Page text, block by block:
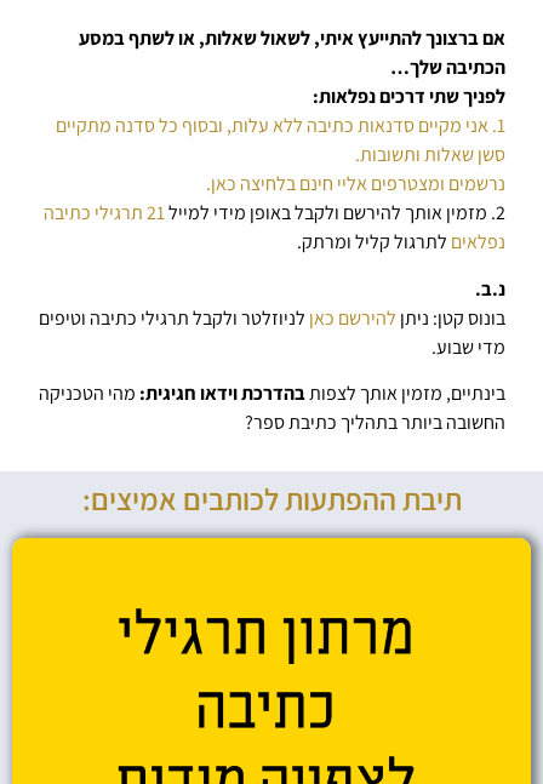
אם ברצונך להתייעץ איתי, לשאול שאלות, או לשתף במסע
הכתיבה שלך…
לפניך שתי דרכים נפלאות:
1. אני מקיים סדנאות כתיבה ללא עלות, ובסוף כל סדנה מתקיים
סשן שאלות ותשובות.
נרשמים ומצטרפים אליי חינם בלחיצה כאן.
2. מזמין אותך להירשם ולקבל באופן מידי למייל
21 תרגילי כתיבה
נפלאים לתרגול קליל ומרתק.
נ.ב.
בונוס קטן: ניתן להירשם כאן לניוזלטר ולקבל תרגילי כתיבה וטיפים
מדי שבוע.
בינתיים, מזמין אותך לצפותבהדרכת וידאו חגיגית: מהי הטכניקה
החשובה ביותר בתהליך כתיבת ספר?
תיבת ההפתעות לכותבים אמיצים: